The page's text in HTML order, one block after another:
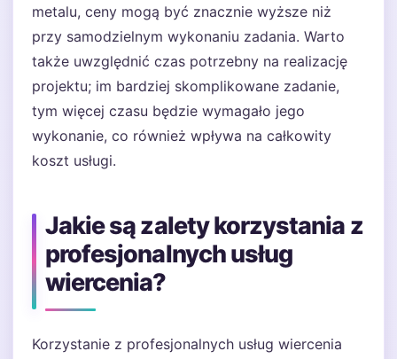
metalu, ceny mogą być znacznie wyższe niż
przy samodzielnym wykonaniu zadania. Warto
także uwzględnić czas potrzebny na realizację
projektu; im bardziej skomplikowane zadanie,
tym więcej czasu będzie wymagało jego
wykonanie, co również wpływa na całkowity
koszt usługi.
Jakie są zalety korzystania z
profesjonalnych usług
wiercenia?
Korzystanie z profesjonalnych usług wiercenia